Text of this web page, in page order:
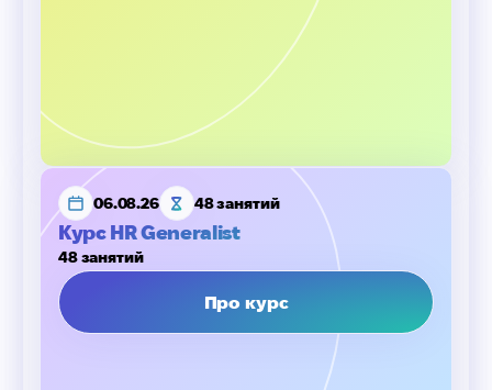
06.08.26 48 занятий
Курс HR Generalist
48 занятий
Про курс